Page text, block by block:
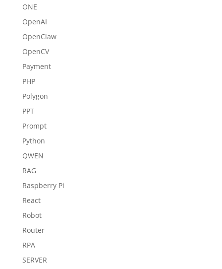
ONE
OpenAI
OpenClaw
OpenCV
Payment
PHP
Polygon
PPT
Prompt
Python
QWEN
RAG
Raspberry Pi
React
Robot
Router
RPA
SERVER